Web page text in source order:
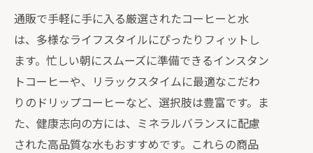
通販で手軽に手に入る厳選されたコーヒーと水
は、多様なライフスタイルにぴったりフィットし
ます。忙しい朝にスムーズに準備できるインスタン
トコーヒーや、リラックスタイムに最適なこだわ
りのドリップコーヒーなど、選択肢は豊富です。ま
た、健康志向の方には、ミネラルバランスに配慮
された高品質な水もおすすめです。これらの商品